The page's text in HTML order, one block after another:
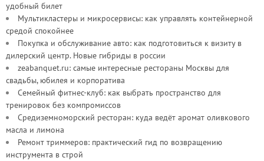
удобный билет
Мультикластеры и микросервисы: как управлять контейнерной
средой спокойнее
Покупка и обслуживание авто: как подготовиться к визиту в
дилерский центр. Новые гибриды в россии
zeabanquet.ru: самые интересные рестораны Москвы для
свадьбы, юбилея и корпоратива
Семейный фитнес-клуб: как выбрать пространство для
тренировок без компромиссов
Средиземноморский ресторан: куда ведёт аромат оливкового
масла и лимона
Ремонт триммеров: практический гид по возвращению
инструмента в строй